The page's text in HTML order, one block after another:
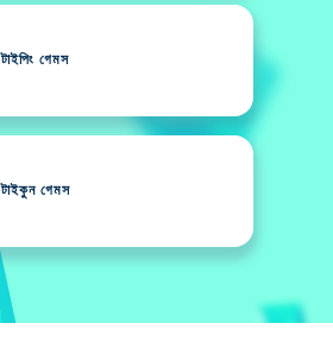
টাইপিং গেমস
টাইকুন গেমস